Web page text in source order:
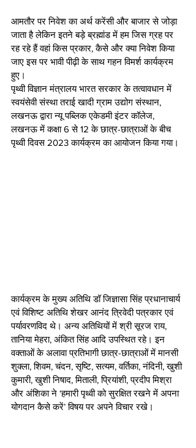
आमतौर पर निवेश का अर्थ करेंसी और बाजार से जोड़ा
जाता है लेकिन इतने बड़े ब्रह्मांड में हम जिस ग्रह पर
रह रहे हैं वहां किस प्रकार, कैसे और क्या निवेश किया
जाए इस पर भावी पीढ़ी के साथ गहन विमर्श कार्यक्रम
हुए।
पृथ्वी विज्ञान मंत्रालय भारत सरकार के तत्वावधान में
स्वयंसेवी संस्था तराई खादी ग्राम उद्योग संस्थान,
लखनऊ द्वारा न्यू पब्लिक एकेडमी इंटर कॉलेज,
लखनऊ में कक्षा 6 से 12 के छात्र-छात्राओं के बीच
पृथ्वी दिवस 2023 कार्यक्रम का आयोजन किया गया।
कार्यक्रम के मुख्य अतिथि डॉ जिज्ञासा सिंह प्रधानाचार्य
एवं विशिष्ट अतिथि शेखर आनंद त्रिवेदी पत्रकार एवं
पर्यावरणविद थे। अन्य अतिथियों में श्री सूरज राय,
तानिया मेहरा, अंकित सिंह आदि उपस्थित रहे। इन
वक्ताओं के अलावा प्रतिभागी छात्र-छात्राओं में मानसी
शुक्ला, शिवम, चंदन, सृष्टि, सत्यम, वर्तिका, नंदिनी, खुशी
कुमारी, खुशी निषाद, मिताली, प्रियांशी, प्रदीप मिश्रा
और अंशिका ने ‘हमारी पृथ्वी को सुरक्षित रखने में अपना
योगदान कैसे करें’ विषय पर अपने विचार रखे।